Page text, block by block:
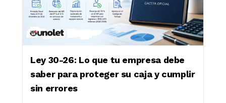
Ley 30-26: Lo que tu empresa debe
saber para proteger su caja y cumplir
sin errores